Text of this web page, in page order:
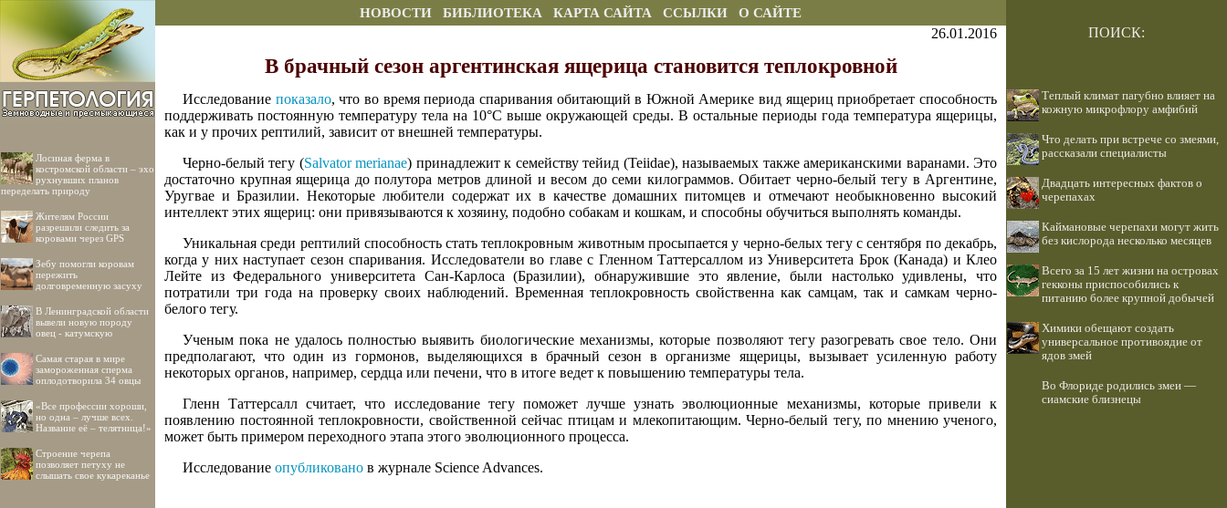
НОВОСТИ БИБЛИОТЕКА КАРТА САЙТА ССЫЛКИ О САЙТЕ
Лосиная ферма в
костромской области – эхо
рухнувших планов
переделать природу
Жителям России
разрешили следить за
коровами через GPS
Зебу помогли коровам
пережить
долговременную засуху
В Ленинградской области
вывели новую породу
овец - катумскую
Самая старая в мире
замороженная сперма
оплодотворила 34 овцы
«Все профессии хороши,
но одна – лучше всех.
Название её – телятница!»
Строение черепа
позволяет петуху не
слышать свое кукареканье
26.01.2016
В брачный сезон аргентинская ящерица становится теплокровной
Исследование показало, что во время периода спаривания обитающий в Южной Америке вид ящериц приобретает способность
поддерживать постоянную температуру тела на 10°C выше окружающей среды. В остальные периоды года температура ящерицы,
как и у прочих рептилий, зависит от внешней температуры.
Черно-белый тегу (Salvator merianae) принадлежит к семейству тейид (Teiidae), называемых также американскими варанами. Это
достаточно крупная ящерица до полутора метров длиной и весом до семи килограммов. Обитает черно-белый тегу в Аргентине,
Уругвае и Бразилии. Некоторые любители содержат их в качестве домашних питомцев и отмечают необыкновенно высокий
интеллект этих ящериц: они привязываются к хозяину, подобно собакам и кошкам, и способны обучиться выполнять команды.
Уникальная среди рептилий способность стать теплокровным животным просыпается у черно-белых тегу с сентября по декабрь,
когда у них наступает сезон спаривания. Исследователи во главе с Гленном Таттерсаллом из Университета Брок (Канада) и Клео
Лейте из Федерального университета Сан-Карлоса (Бразилии), обнаружившие это явление, были настолько удивлены, что
потратили три года на проверку своих наблюдений. Временная теплокровность свойственна как самцам, так и самкам черно-
белого тегу.
Ученым пока не удалось полностью выявить биологические механизмы, которые позволяют тегу разогревать свое тело. Они
предполагают, что один из гормонов, выделяющихся в брачный сезон в организме ящерицы, вызывает усиленную работу
некоторых органов, например, сердца или печени, что в итоге ведет к повышению температуры тела.
Гленн Таттерсалл считает, что исследование тегу поможет лучше узнать эволюционные механизмы, которые привели к
появлению постоянной теплокровности, свойственной сейчас птицам и млекопитающим. Черно-белый тегу, по мнению ученого,
может быть примером переходного этапа этого эволюционного процесса.
Исследование опубликовано в журнале Science Advances.
ПОИСК:
Теплый климат пагубно влияет на
кожную микрофлору амфибий
Что делать при встрече со змеями,
рассказали специалисты
Двадцать интересных фактов о
черепахах
Каймановые черепахи могут жить
без кислорода несколько месяцев
Всего за 15 лет жизни на островах
гекконы приспособились к
питанию более крупной добычей
Химики обещают создать
универсальное противоядие от
ядов змей
Во Флориде родились змеи —
сиамские близнецы